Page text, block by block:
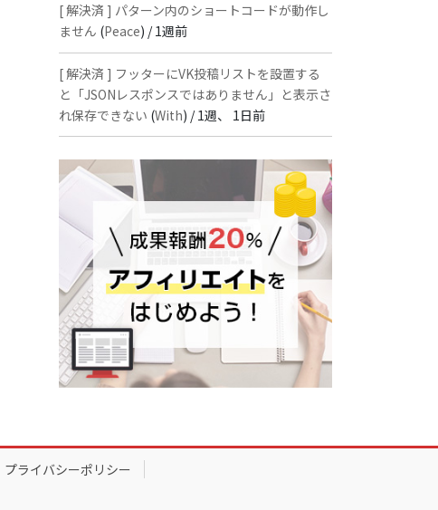
[ 解決済 ] パターン内のショートコードが動作し
ません (Peace) /1週前
[ 解決済 ] フッターにVK投稿リストを設置する
と「JSONレスポンスではありません」と表示さ
れ保存できない (With) /1週、 1日前
プライバシーポリシー